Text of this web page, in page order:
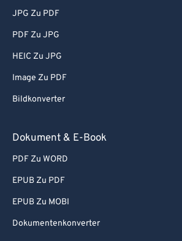
JPG Zu PDF
PDF Zu JPG
HEIC Zu JPG
Image Zu PDF
Bildkonverter
Dokument & E-Book
PDF Zu WORD
EPUB Zu PDF
EPUB Zu MOBI
Dokumentenkonverter